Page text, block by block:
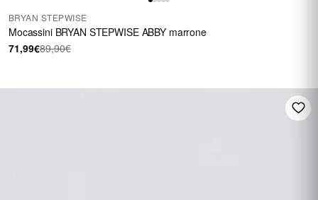
BRYAN STEPWISE
Mocassini BRYAN STEPWISE ABBY marrone
71,99€89,90€